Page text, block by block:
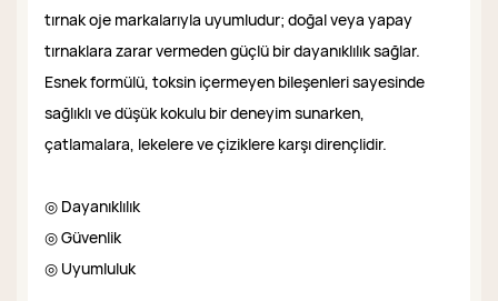
tırnak oje markalarıyla uyumludur; doğal veya yapay
tırnaklara zarar vermeden güçlü bir dayanıklılık sağlar.
Esnek formülü, toksin içermeyen bileşenleri sayesinde
sağlıklı ve düşük kokulu bir deneyim sunarken,
çatlamalara, lekelere ve çiziklere karşı dirençlidir.
◎ Dayanıklılık
◎ Güvenlik
◎ Uyumluluk